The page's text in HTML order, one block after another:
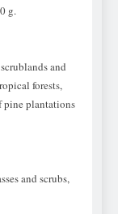
g.
and
forests,
pine plantations
and scrubs,